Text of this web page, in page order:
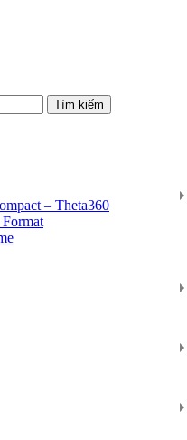
– Theta360